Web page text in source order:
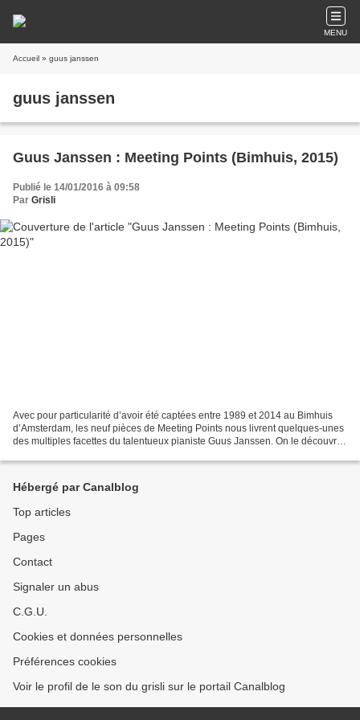
MENU
Accueil » guus janssen
guus janssen
Guus Janssen : Meeting Points (Bimhuis, 2015)
Publié le 14/01/2016 à 09:58
Par Grisli
Avec pour particularité d’avoir été captées entre 1989 et 2014 au Bimhuis
d’Amsterdam, les neuf pièces de Meeting Points nous livrent quelques-unes
des multiples facettes du talentueux pianiste Guus Janssen. On le découvre
Hébergé par Canalblog
Top articles
Pages
Contact
Signaler un abus
C.G.U.
Cookies et données personnelles
Préférences cookies
Voir le profil de le son du grisli sur le portail Canalblog